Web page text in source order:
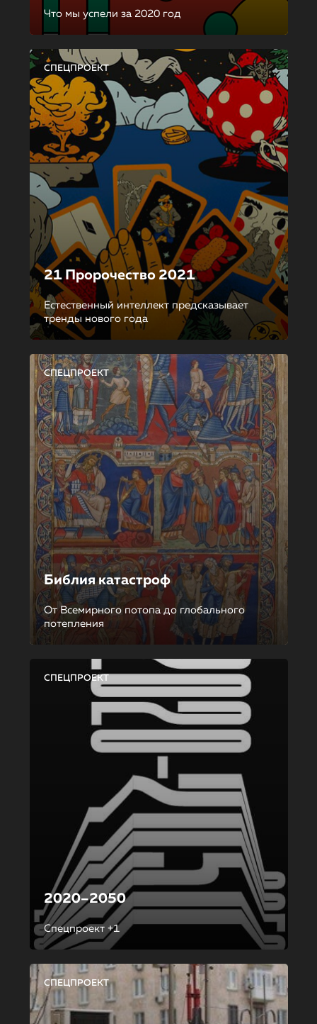
Что мы успели за 2020 год
СПЕЦПРОЕКТ
21 Пророчество 2021
Естественный интеллект предсказывает
тренды нового года
СПЕЦПРОЕКТ
Библия катастроф
От Всемирного потопа до глобального
потепления
СПЕЦПРОЕКТ
2020–2050
Спецпроект +1
СПЕЦПРОЕКТ